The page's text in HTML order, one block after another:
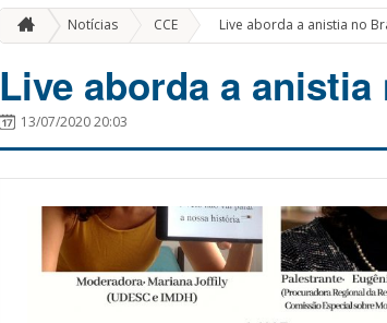
Notícias CCE » Live aborda a anistia no
Live aborda a
13/07/2020 20:03